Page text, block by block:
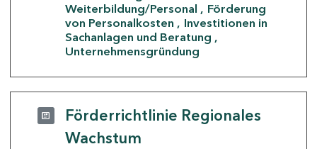
Weiterbildung/Personal
Förderung
von Personalkosten
Investitionen in
Sachanlagen und Beratung
Unternehmensgründung
Förderrichtlinie Regionales
Wachstum